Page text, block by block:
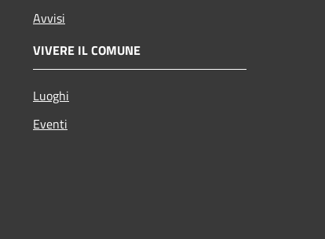
Avvisi
VIVERE IL COMUNE
Luoghi
Eventi